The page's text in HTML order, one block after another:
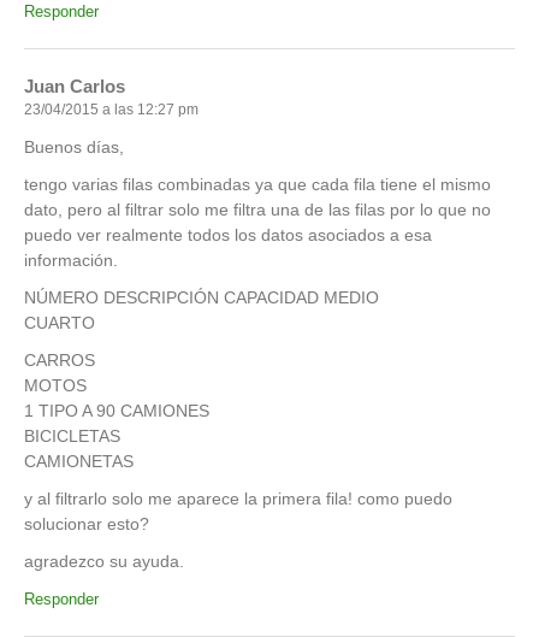
Responder
Juan Carlos
23/04/2015 a las 12:27 pm
Buenos días,
tengo varias filas combinadas ya que cada fila tiene el mismo
dato, pero al filtrar solo me filtra una de las filas por lo que no
puedo ver realmente todos los datos asociados a esa
información.
NÚMERO DESCRIPCIÓN CAPACIDAD MEDIO
CUARTO
CARROS
MOTOS
1 TIPO A 90 CAMIONES
BICICLETAS
CAMIONETAS
y al filtrarlo solo me aparece la primera fila! como puedo
solucionar esto?
agradezco su ayuda.
Responder